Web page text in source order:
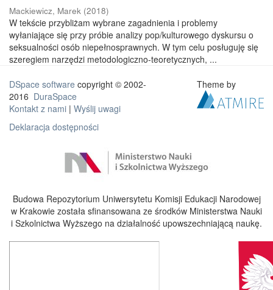
Mackiewicz, Marek (2018)
W tekście przybliżam wybrane zagadnienia i problemy
wyłaniające się przy próbie analizy pop/kulturowego dyskursu o
seksualności osób niepełnosprawnych. W tym celu posługuję się
szeregiem narzędzi metodologiczno-teoretycznych, ...
DSpace software copyright © 2002-
2016 DuraSpace
Kontakt z nami | Wyślij uwagi
Deklaracja dostępności
Theme by
Budowa Repozytorium Uniwersytetu Komisji Edukacji Narodowej
w Krakowie została sfinansowana ze środków Ministerstwa Nauki
i Szkolnictwa Wyższego na działalność upowszechniającą naukę.